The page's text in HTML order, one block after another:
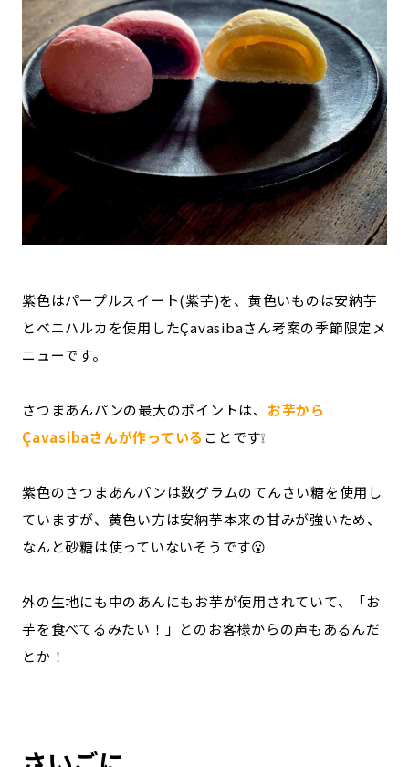
紫色はパープルスイート(紫芋)を、黄色いものは安納芋
とベニハルカを使用したÇavasibaさん考案の季節限定メ
ニューです。
さつまあんパンの最大のポイントは、 お芋から
Çavasibaさんが作っている ことです❕
紫色のさつまあんパンは数グラムのてんさい糖を使用し
ていますが、黄色い方は安納芋本来の甘みが強いため、
なんと砂糖は使っていないそうです😮
外の生地にも中のあんにもお芋が使用されていて、「お
芋を食べてるみたい！」とのお客様からの声もあるんだ
とか！